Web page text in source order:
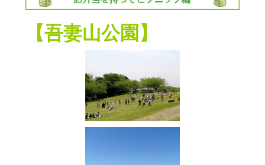
【吾妻山公園】